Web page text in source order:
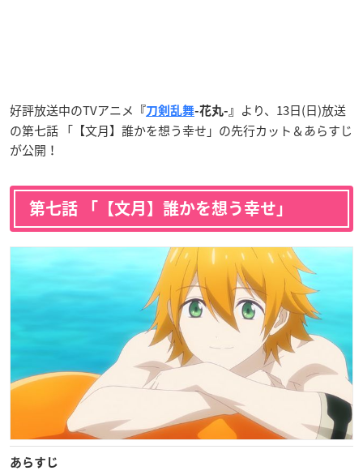
好評放送中のTVアニメ 『刀剣乱舞-花丸-』
より、13日(日)放送
の第七話 「【文月】誰かを想う幸せ」の先行カット＆あらすじ
が公開！
第七話 「【文月】誰かを想う幸せ」
あらすじ